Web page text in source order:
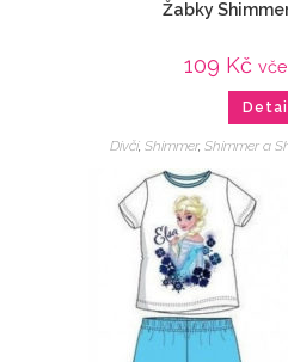
Žabky
109 Kč
Dívčí, Shimmer, Shimmer a